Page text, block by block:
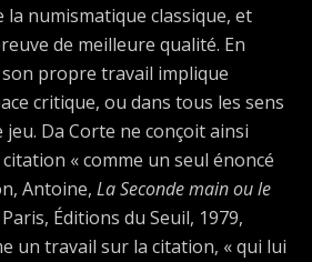
numismatique classique, et
de meilleure qualité. En
propre travail implique
critique, ou dans tous les sens
jeu. Da Corte ne conçoit ainsi
« comme un seul énoncé
Antoine, La Seconde main ou le
Paris, Éditions du Seuil, 1979,
un travail sur la citation, « qui lui